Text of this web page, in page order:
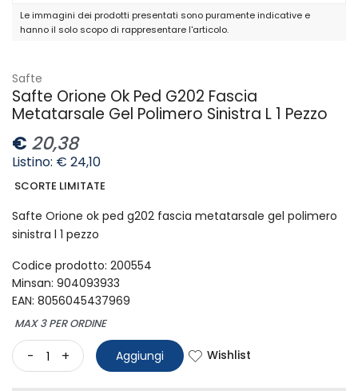
Le immagini dei prodotti presentati sono puramente indicative e
hanno il solo scopo di rappresentare l'articolo.
Safte
Safte Orione Ok Ped G202 Fascia
Metatarsale Gel Polimero Sinistra L 1 Pezzo
€ 20,38
Listino: € 24,10
SCORTE LIMITATE
Safte Orione ok ped g202 fascia metatarsale gel polimero
sinistra l 1 pezzo
Codice prodotto: 200554
Minsan: 904093933
EAN: 8056045437969
MAX 3 PER ORDINE
- + Aggiungi Wishlist